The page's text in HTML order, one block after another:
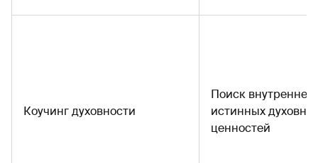
Коучинг духовности
Поиск
истинных
ценностей